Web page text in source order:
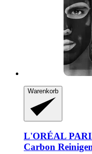
Warenkorb
L'ORÉAL
Carbon